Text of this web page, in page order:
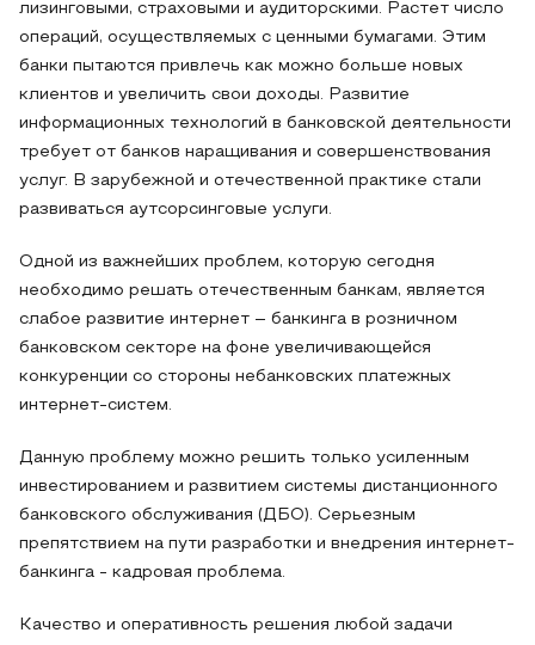
лизинговыми, страховыми и аудиторскими. Растет число
операций, осуществляемых с ценными бумагами. Этим
банки пытаются привлечь как можно больше новых
клиентов и увеличить свои доходы. Развитие
информационных технологий в банковской деятельности
требует от банков наращивания и совершенствования
услуг. В зарубежной и отечественной практике стали
развиваться аутсорсинговые услуги.
Одной из важнейших проблем, которую сегодня
необходимо решать отечественным банкам, является
слабое развитие интернет – банкинга в розничном
банковском секторе на фоне увеличивающейся
конкуренции со стороны небанковских платежных
интернет-систем.
Данную проблему можно решить только усиленным
инвестированием и развитием системы дистанционного
банковского обслуживания (ДБО). Серьезным
препятствием на пути разработки и внедрения интернет-
банкинга - кадровая проблема.
Качество и оперативность решения любой задачи